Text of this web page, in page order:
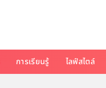
การเรียนรู้ ไลฟ์สไตล์